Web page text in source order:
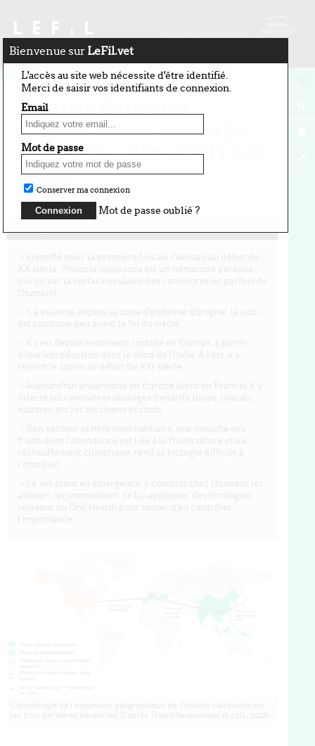
Bienvenue sur LeFil.vet
L'accès au site web nécessite d'être identifié.
Merci de saisir vos identifiants de connexion.
Email
Mot de passe
Conserver ma connexion
Mot de passe oublié ?
11 juin 2026
Le tour du monde
efficacement entamé par
Thelazia callipaedail y a 35
ans…
par Vincent Dedet